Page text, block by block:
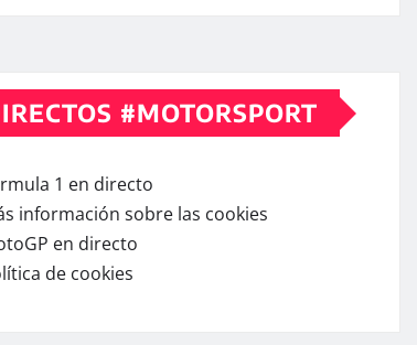
#MOTORSPORT
1 en directo
información sobre las cookies
en directo
de cookies